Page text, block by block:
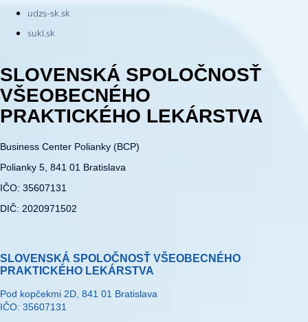
udzs-sk.sk
sukl.sk
SLOVENSKÁ SPOLOČNOSŤ
VŠEOBECNÉHO
PRAKTICKÉHO LEKÁRSTVA
Business Center Polianky (BCP)
Polianky 5, 841 01 Bratislava
IČO: 35607131
DIČ: 2020971502
SLOVENSKÁ SPOLOČNOSŤ VŠEOBECNÉHO
PRAKTICKÉHO LEKÁRSTVA
Pod kopčekmi 2D, 841 01 Bratislava
IČO: 35607131